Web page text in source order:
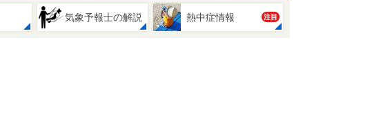
気象予報士の解説 熱中症情報 注目